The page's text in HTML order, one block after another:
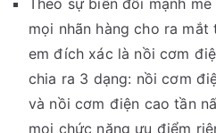
mọi nhãn hàng cho ra
em đích xác là nồi cơm
chia ra 3 dạng: nồi cơm
và nồi cơm điện cao tần
mọi chức năng ưu điểm